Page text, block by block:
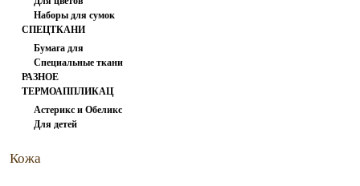
вспарыватели
Наборы для сумок
СПЕЦТКАНИ
Бумага для
заморозки
Специальные ткани
РАЗНОЕ
ТЕРМОАППЛИКАЦИЯ
Астерикс и Обеликс
1
Для детей
Кожа